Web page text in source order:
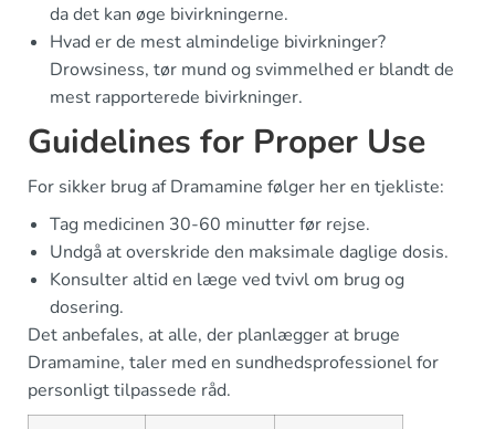
da det kan øge bivirkningerne.
Hvad er de mest almindelige bivirkninger?
Drowsiness, tør mund og svimmelhed er blandt de
mest rapporterede bivirkninger.
Guidelines for Proper Use
For sikker brug af Dramamine følger her en tjekliste:
Tag medicinen 30-60 minutter før rejse.
Undgå at overskride den maksimale daglige dosis.
Konsulter altid en læge ved tvivl om brug og
dosering.
Det anbefales, at alle, der planlægger at bruge
Dramamine, taler med en sundhedsprofessionel for
personligt tilpassede råd.